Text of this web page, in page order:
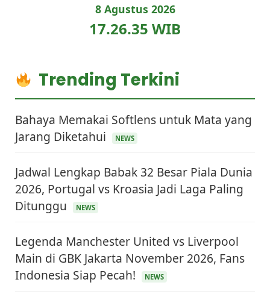
8 Agustus 2026
17.26.35 WIB
Trending Terkini
Bahaya Memakai Softlens untuk Mata yang
Jarang Diketahui
NEWS
Jadwal Lengkap Babak 32 Besar Piala Dunia
2026, Portugal vs Kroasia Jadi Laga Paling
Ditunggu
NEWS
Legenda Manchester United vs Liverpool
Main di GBK Jakarta November 2026, Fans
Indonesia Siap Pecah!
NEWS